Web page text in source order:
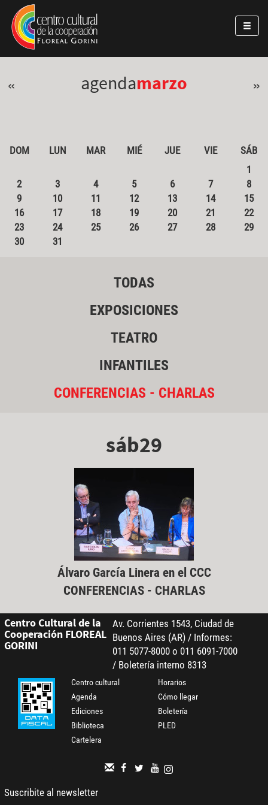
Pasar al contenido principal
Jump to main content
« agendamarzo »
DOM LUN MAR MIÉ JUE VIE
SÁB
1
2
3 4 5 6 7
8
9
10 11 12 13 14
15
16
17 18 19 20 21
22
23
24 25 26 27 28
29
30
31
TODAS
EXPOSICIONES
TEATRO
INFANTILES
CONFERENCIAS - CHARLAS
sáb29
Álvaro García Linera en el CCC
CONFERENCIAS - CHARLAS
Centro Cultural de la
Cooperación FLOREAL
GORINI
Av. Corrientes 1543, Ciudad de
Buenos Aires (AR) / Informes:
011 5077-8000 o 011 6091-7000
/ Boletería interno 8313
Centro cultural
Agenda
Ediciones
Biblioteca
Cartelera
Horarios
Cómo llegar
Boletería
PLED
Suscribite al newsletter